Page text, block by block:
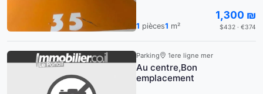
1 pièces1 m²
1,300 ₪
$432 · €374
Parking 1ere ligne mer
Au centre,Bon
emplacement